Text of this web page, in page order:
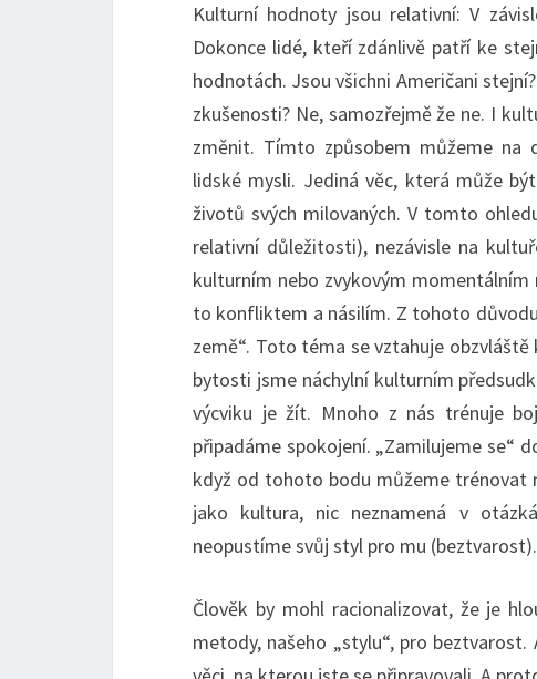
Kulturní hodnoty jsou relativní: V
Dokonce lidé, kteří zdánlivě patří ke
hodnotách. Jsou všichni Američani
zkušenosti? Ne, samozřejmě že ne. I
změnit. Tímto způsobem můžeme
lidské mysli. Jediná věc, která může
životů svých milovaných. V tomto
relativní důležitosti), nezávisle na
kulturním nebo zvykovým
to konfliktem a násilím. Z tohoto
země“. Toto téma se vztahuje
bytosti jsme náchylní kulturním
výcviku je žít. Mnoho z nás trénuje
připadáme spokojení. „Zamilujeme se“
když od tohoto bodu můžeme trénovat
jako kultura, nic neznamená v
neopustíme svůj styl pro mu (beztvarost).
Člověk by mohl racionalizovat, že je
metody, našeho „stylu“, pro